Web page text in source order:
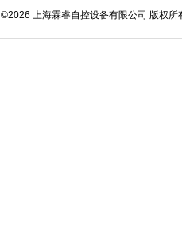
©2026 上海霖睿自控设备有限公司 版权